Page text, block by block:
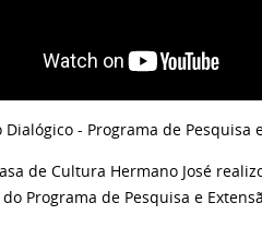
Dialógico - Programa de Pesquisa
de Cultura Hermano José
Programa de Pesquisa e